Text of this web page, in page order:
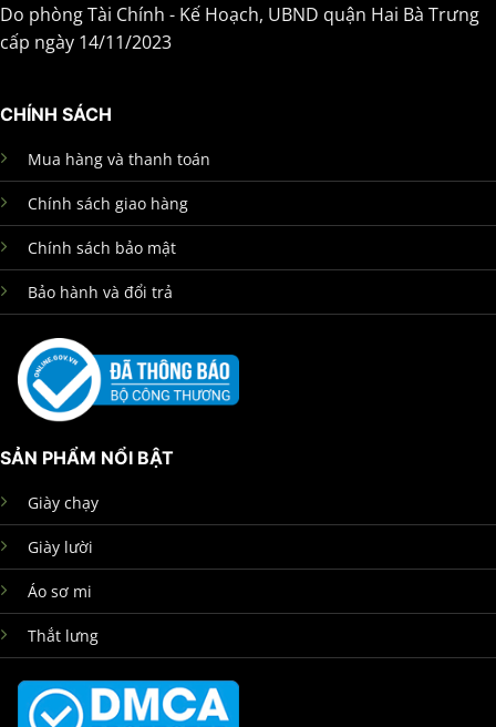
Do phòng Tài Chính - Kế Hoạch, UBND quận Hai Bà Trưng
cấp ngày 14/11/2023
CHÍNH SÁCH
Mua hàng và thanh toán
Chính sách giao hàng
Chính sách bảo mật
Bảo hành và đổi trả
SẢN PHẨM NỔI BẬT
Giày chạy
Giày lười
Áo sơ mi
Thắt lưng